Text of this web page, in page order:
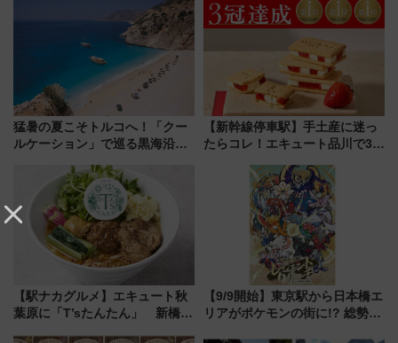
別企画
猛暑の夏こそトルコへ！「クー
ルケーション」で巡る黒海沿岸
連検索数が前年比237％増、ナ
ショジオも認める『2026年に訪
れるべき世界の旅先』
【新幹線停車駅】手土産に迷っ
たらコレ！エキュート品川で3年
産スイーツとは？
【駅ナカグルメ】エキュート秋
葉原に「T’sたんたん」 新橋に
【9/9開始】東京駅から日本橋エ
リアがポケモンの街に!? 総勢